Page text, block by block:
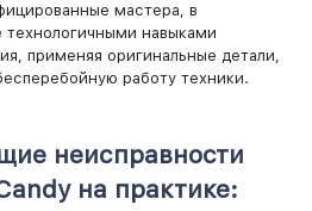
мастера, в
навыками
применяя оригинальные детали,
работу техники.
неисправности
на практике: